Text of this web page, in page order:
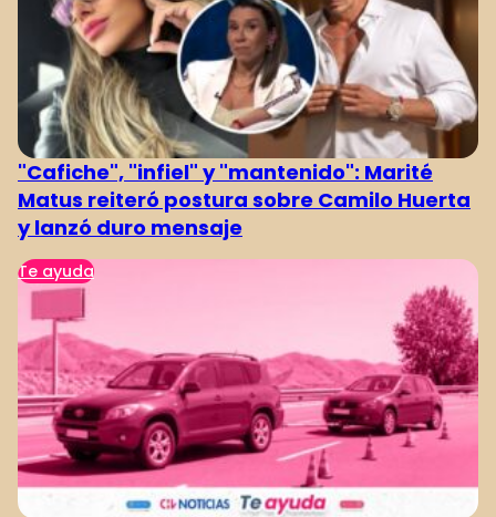
"Cafiche", "infiel" y "mantenido": Marité
Matus reiteró postura sobre Camilo Huerta
y lanzó duro mensaje
Te ayuda